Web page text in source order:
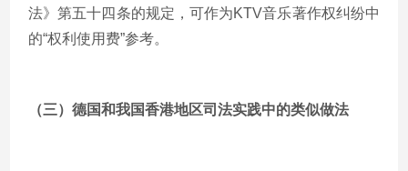
法》第五十四条的规定，可作为KTV音乐著作权纠纷中
的“权利使用费”参考。
（三）德国和我国香港地区司法实践中的类似做法